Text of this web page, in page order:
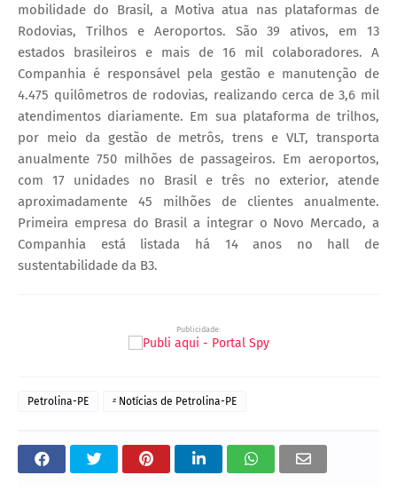
mobilidade do Brasil, a Motiva atua nas plataformas de
Rodovias, Trilhos e Aeroportos. São 39 ativos, em 13
estados brasileiros e mais de 16 mil colaboradores. A
Companhia é responsável pela gestão e manutenção de
4.475 quilômetros de rodovias, realizando cerca de 3,6 mil
atendimentos diariamente. Em sua plataforma de trilhos,
por meio da gestão de metrôs, trens e VLT, transporta
anualmente 750 milhões de passageiros. Em aeroportos,
com 17 unidades no Brasil e três no exterior, atende
aproximadamente 45 milhões de clientes anualmente.
Primeira empresa do Brasil a integrar o Novo Mercado, a
Companhia está listada há 14 anos no hall de
sustentabilidade da B3.
Publicidade:
Petrolina-PE ᶻ Notícias de Petrolina-PE